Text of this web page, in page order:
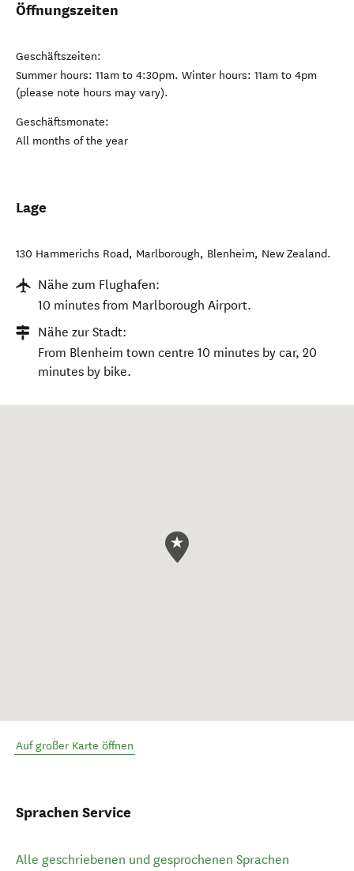
Öffnungszeiten
Geschäftszeiten:
Summer hours: 11am to 4:30pm. Winter hours: 11am to 4pm
(please note hours may vary).
Geschäftsmonate:
All months of the year
Lage
130 Hammerichs Road, Marlborough, Blenheim, New Zealand.
Nähe zum Flughafen:
10 minutes from Marlborough Airport.
Nähe zur Stadt:
From Blenheim town centre 10 minutes by car, 20
minutes by bike.
Auf großer Karte öffnen
Sprachen Service
Alle geschriebenen und gesprochenen Sprachen